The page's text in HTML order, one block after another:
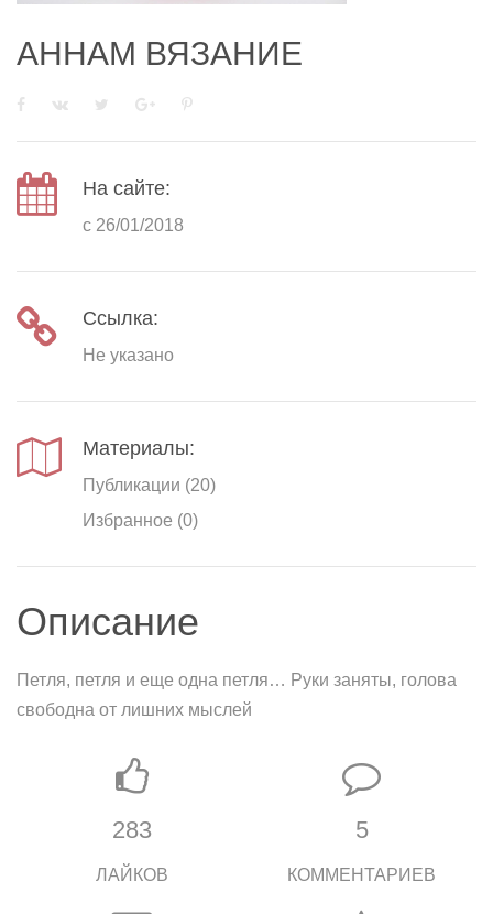
АННАМ ВЯЗАНИЕ
На сайте:
с 26/01/2018
Ссылка:
Не указано
Материалы:
Публикации (20)
Избранное (0)
Описание
Петля, петля и еще одна петля… Руки заняты, голова
свободна от лишних мыслей
283
ЛАЙКОВ
5
КОММЕНТАРИЕВ